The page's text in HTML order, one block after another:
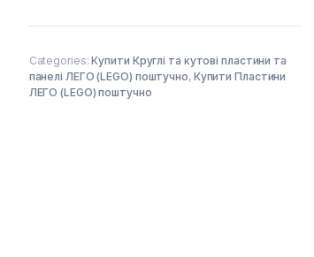
Categories:Купити Круглі та кутові пластини та
панелі ЛЕГО (LEGO) поштучно, Купити Пластини
ЛЕГО (LEGO) поштучно